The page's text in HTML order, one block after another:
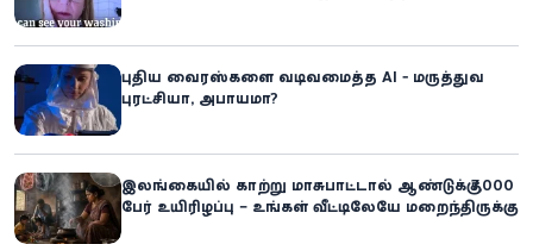
புதிய வைரஸ்களை வடிவமைத்த AI - மருத்துவ
புரட்சியா, அபாயமா?
இலங்கையில் காற்று மாசுபாட்டால் ஆண்டுக்கு 7,000
பேர் உயிரிழப்பு – உங்கள் வீட்டிலேயே மறைந்திருக்கும்